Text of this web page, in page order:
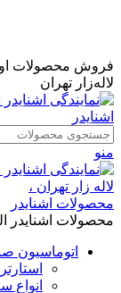
فروش محصولات
لاله‌زار تهران
منو
محصولات اشنایدر
اتوماسیون
انواع